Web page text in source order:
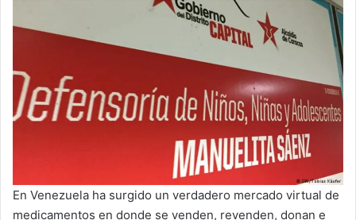
En Venezuela ha surgido un verdadero mercado virtual de
medicamentos en donde se venden, revenden, donan e